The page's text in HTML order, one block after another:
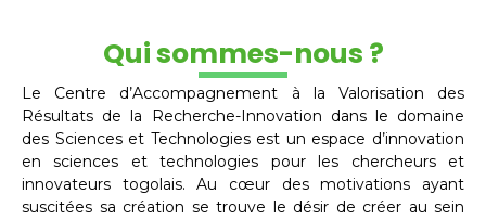
Qui sommes-nous ?
Le Centre d’Accompagnement à la Valorisation des
Résultats de la Recherche-Innovation dans le domaine
des Sciences et Technologies est un espace d’innovation
en sciences et technologies pour les chercheurs et
innovateurs togolais. Au cœur des motivations ayant
suscitées sa création se trouve le désir de créer au sein